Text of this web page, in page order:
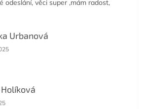
odeslání, věci super ,mám radost,
Urbanová
obchodu je 5 z 5 hvězdiček.
obchodu je 5 z 5 hvězdiček.